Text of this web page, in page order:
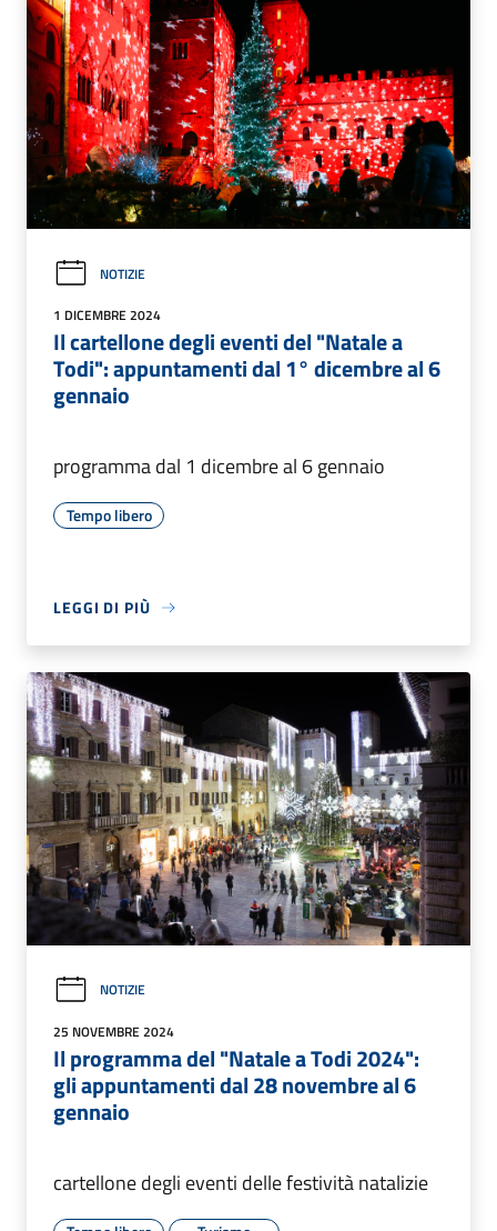
NOTIZIE
1 DICEMBRE 2024
Il cartellone degli eventi del "Natale a
Todi": appuntamenti dal 1° dicembre al 6
gennaio
programma dal 1 dicembre al 6 gennaio
Tempo libero
LEGGI DI PIÙ
NOTIZIE
25 NOVEMBRE 2024
Il programma del "Natale a Todi 2024":
gli appuntamenti dal 28 novembre al 6
gennaio
cartellone degli eventi delle festività natalizie